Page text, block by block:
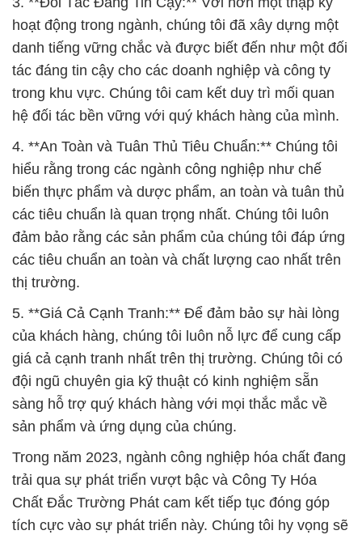
hoạt động trong ngành, chúng tôi đã xây dựng một
danh tiếng vững chắc và được biết đến như một đối
tác đáng tin cậy cho các doanh nghiệp và công ty
trong khu vực. Chúng tôi cam kết duy trì mối quan
hệ đối tác bền vững với quý khách hàng của mình.
4. **An Toàn và Tuân Thủ Tiêu Chuẩn:** Chúng tôi
hiểu rằng trong các ngành công nghiệp như chế
biến thực phẩm và dược phẩm, an toàn và tuân thủ
các tiêu chuẩn là quan trọng nhất. Chúng tôi luôn
đảm bảo rằng các sản phẩm của chúng tôi đáp ứng
các tiêu chuẩn an toàn và chất lượng cao nhất trên
thị trường.
5. **Giá Cả Cạnh Tranh:** Để đảm bảo sự hài lòng
của khách hàng, chúng tôi luôn nỗ lực để cung cấp
giá cả cạnh tranh nhất trên thị trường. Chúng tôi có
đội ngũ chuyên gia kỹ thuật có kinh nghiệm sẵn
sàng hỗ trợ quý khách hàng với mọi thắc mắc về
sản phẩm và ứng dụng của chúng.
Trong năm 2023, ngành công nghiệp hóa chất đang
trải qua sự phát triển vượt bậc và Công Ty Hóa
Chất Đắc Trường Phát cam kết tiếp tục đóng góp
tích cực vào sự phát triển này. Chúng tôi hy vọng sẽ